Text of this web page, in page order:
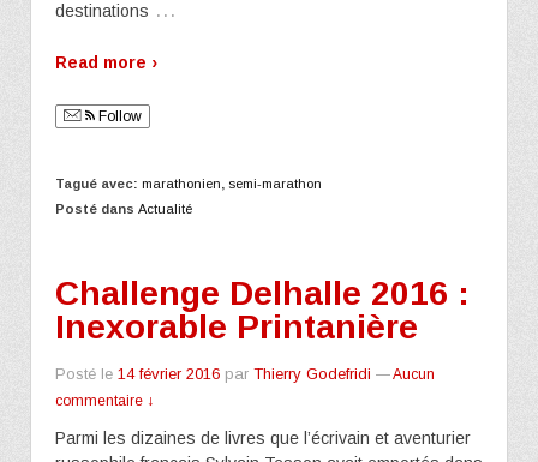
destinations …
Read more ›
Follow
Tagué avec: marathonien semi-marathon
Posté dans Actualité
Challenge Delhalle 2016 :
Inexorable Printanière
Posté le 14 février 2016 par Thierry Godefridi —Aucun
commentaire ↓
Parmi les dizaines de livres que l’écrivain et aventurier